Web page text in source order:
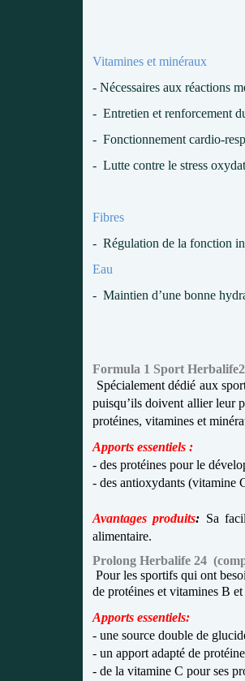
Vitamines et minéraux
- Nécessaires aux réactions
- Entretien et renforcement
- Fonctionnement cardio-
- Lutte contre le stress
Fibres
- Régulation de la fonction
Eau
- Maintien d’une bonne
Formula 1 Sport
Spécialement dédié aux
puisqu’ils doivent allier leur
protéines, vitamines et
Apports essentiels :
- des protéines pour le
- des antioxydants (vitamine
Avantages produits: Sa
alimentaire.
Prolong Herbalife 24
Pour les sportifs qui ont
de protéines et vitamines B
Apports essentiels:
- une source double de
- un apport adapté de
- de la vitamine C pour ses